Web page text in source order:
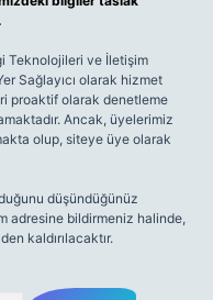
Teknolojileri ve İletişim
Sağlayıcı olarak hizmet
proaktif olarak denetleme
Ancak, üyelerimiz
olup, siteye üye olarak
düşündüğünüz
adresine bildirmeniz halinde,
kaldırılacaktır.